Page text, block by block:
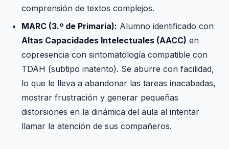
comprensión de textos complejos.
MARC (3.º de Primaria): Alumno identificado con
Altas Capacidades Intelectuales (AACC) en
copresencia con sintomatología compatible con
TDAH (subtipo inatento). Se aburre con facilidad,
lo que le lleva a abandonar las tareas inacabadas,
mostrar frustración y generar pequeñas
distorsiones en la dinámica del aula al intentar
llamar la atención de sus compañeros.